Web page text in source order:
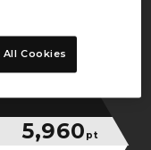
埼玉県
5,960 pt
Cookies